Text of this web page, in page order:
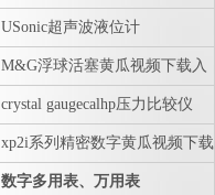
USonic超声波液位计
M&G浮球活塞黄瓜视频下载入
crystal gaugecalhp压力比较仪
xp2i系列精密数字黄瓜视频下载
数字多用表、万用表